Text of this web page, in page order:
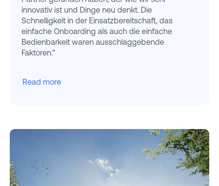
innovativ ist und Dinge neu denkt. Die
Schnelligkeit in der Einsatzbereitschaft, das
einfache Onboarding als auch die einfache
Bedienbarkeit waren ausschlaggebende
Faktoren."
Read more